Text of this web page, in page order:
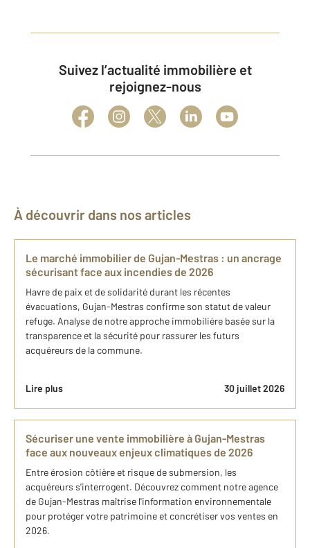
Suivez l’actualité immobilière et
rejoignez-nous
À découvrir dans nos articles
Le marché immobilier de Gujan-Mestras : un ancrage
sécurisant face aux incendies de 2026
Havre de paix et de solidarité durant les récentes
évacuations, Gujan-Mestras confirme son statut de valeur
refuge. Analyse de notre approche immobilière basée sur la
transparence et la sécurité pour rassurer les futurs
acquéreurs de la commune.
Lire plus 30 juillet 2026
Sécuriser une vente immobilière à Gujan-Mestras
face aux nouveaux enjeux climatiques de 2026
Entre érosion côtière et risque de submersion, les
acquéreurs s'interrogent. Découvrez comment notre agence
de Gujan-Mestras maîtrise l'information environnementale
pour protéger votre patrimoine et concrétiser vos ventes en
2026.